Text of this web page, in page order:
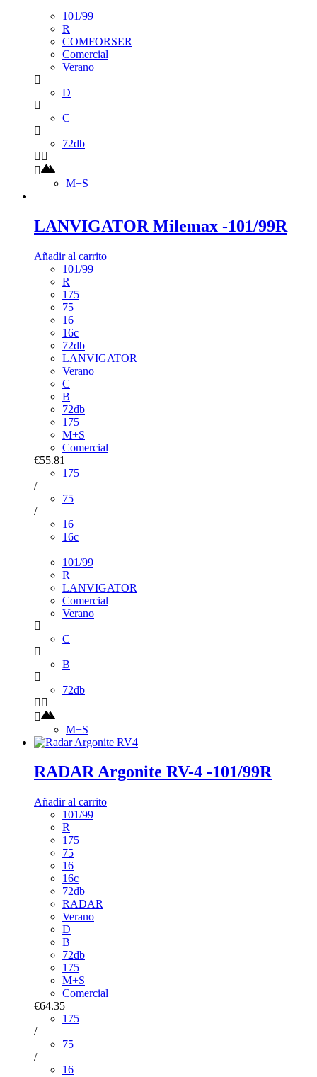
101/99
R
COMFORSER
Comercial
Verano
D
C
72db
M+S
LANVIGATOR Milemax -101/99R
Añadir al carrito
101/99
R
175
75
16
16c
72db
LANVIGATOR
Verano
C
B
72db
175
M+S
Comercial
€55.81
175
/
75
/
16
16c
101/99
R
LANVIGATOR
Comercial
Verano
C
B
72db
M+S
RADAR Argonite RV-4 -101/99R
Añadir al carrito
101/99
R
175
75
16
16c
72db
RADAR
Verano
D
B
72db
175
M+S
Comercial
€64.35
175
/
75
/
16